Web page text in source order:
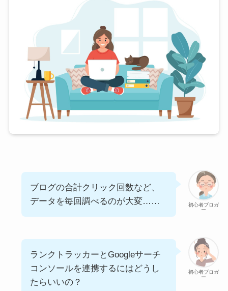
初心者ブロガ
ー
ブログの合計クリック回数など、
データを毎回調べるのが大変……
初心者ブロガ
ー
ランクトラッカーとGoogleサーチ
コンソールを連携するにはどうし
たらいいの？